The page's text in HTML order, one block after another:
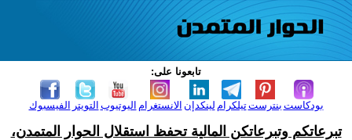
تابعونا على:
الفيسبوك التويتر اليوتيوب الانستغرام لينكدإن تيلكرامبنترست بودكاست
تبرعاتكم وتبرعاتكن المالية تحفظ استقلال الحوار المتمدن،